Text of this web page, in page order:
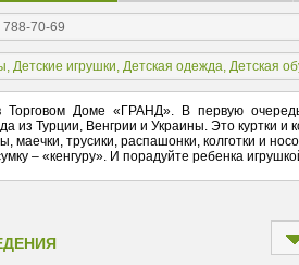
70-69
, Детские игрушки, Детская одежда, Детская
Торговом Доме «ГРАНД». В первую
из Турции, Венгрии и Украины. Это куртки
маечки, трусики, распашонки, колготки и
– «кенгуру». И порадуйте ребенка